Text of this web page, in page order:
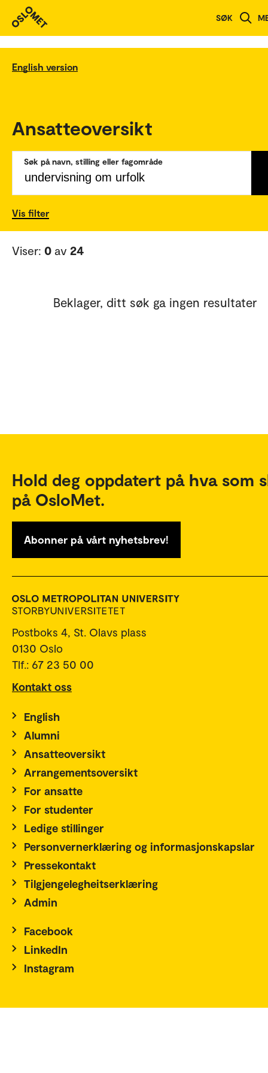
SØK
English version
Ansatteoversikt
Søk på navn, stilling eller fagområde
Vis filter
Viser: 0 av 24
Beklager, ditt søk ga ingen resultater
Hold deg oppdatert på hva som
på OsloMet.
Abonner på vårt nyhetsbrev!
Postboks 4, St. Olavs plass
0130 Oslo
Tlf.: 67 23 50 00
Kontakt oss
English
Alumni
Ansatteoversikt
Arrangementsoversikt
For ansatte
For studenter
Ledige stillinger
Personvernerklæring og informasjonskapslar
Pressekontakt
Tilgjengelegheitserklæring
Admin
Facebook
LinkedIn
Instagram